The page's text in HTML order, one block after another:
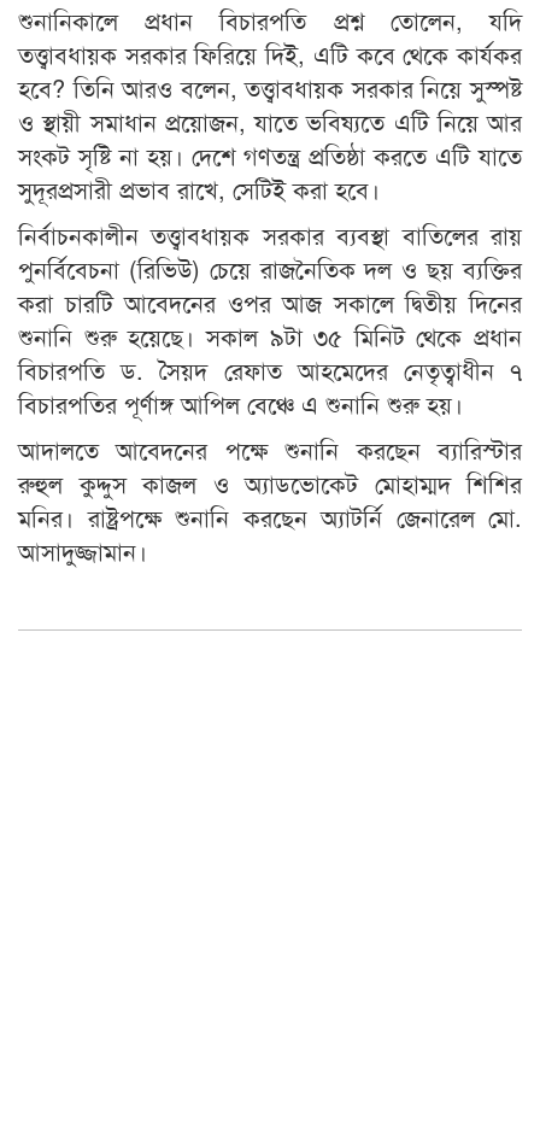
শুনানিকালে প্রধান বিচারপতি প্রশ্ন তোলেন, যদি
তত্ত্বাবধায়ক সরকার ফিরিয়ে দিই, এটি কবে থেকে কার্যকর
হবে? তিনি আরও বলেন, তত্ত্বাবধায়ক সরকার নিয়ে সুস্পষ্ট
ও স্থায়ী সমাধান প্রয়োজন, যাতে ভবিষ্যতে এটি নিয়ে আর
সংকট সৃষ্টি না হয়। দেশে গণতন্ত্র প্রতিষ্ঠা করতে এটি যাতে
সুদূরপ্রসারী প্রভাব রাখে, সেটিই করা হবে।
নির্বাচনকালীন তত্ত্বাবধায়ক সরকার ব্যবস্থা বাতিলের রায়
পুনর্বিবেচনা (রিভিউ) চেয়ে রাজনৈতিক দল ও ছয় ব্যক্তির
করা চারটি আবেদনের ওপর আজ সকালে দ্বিতীয় দিনের
শুনানি শুরু হয়েছে। সকাল ৯টা ৩৫ মিনিট থেকে প্রধান
বিচারপতি ড. সৈয়দ রেফাত আহমেদের নেতৃত্বাধীন ৭
বিচারপতির পূর্ণাঙ্গ আপিল বেঞ্চে এ শুনানি শুরু হয়।
আদালতে আবেদনের পক্ষে শুনানি করছেন ব্যারিস্টার
রুহুল কুদ্দুস কাজল ও অ্যাডভোকেট মোহাম্মদ শিশির
মনির। রাষ্ট্রপক্ষে শুনানি করছেন অ্যাটর্নি জেনারেল মো.
আসাদুজ্জামান।